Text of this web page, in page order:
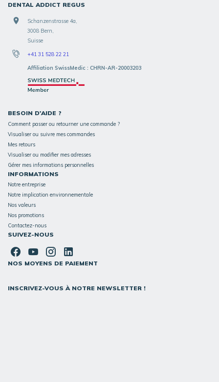
DENTAL ADDICT REGUS
Schanzenstrasse 4a,
3008 Bern,
Suisse
+41 31 528 22 21
Affiliation SwissMedic : CHRN-AR-20003203
BESOIN D'AIDE ?
Comment passer ou retourner une commande ?
Visualiser ou suivre mes commandes
Mes retours
Visualiser ou modifier mes adresses
Gérer mes informations personnelles
INFORMATIONS
Notre entreprise
Notre implication environnementale
Nos valeurs
Nos promotions
Contactez-nous
SUIVEZ-NOUS
NOS MOYENS DE PAIEMENT
INSCRIVEZ-VOUS À NOTRE NEWSLETTER !